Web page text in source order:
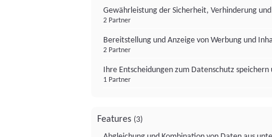
Gewährleistung der Sicherheit, Verhinderung
2 Partner
Bereitstellung und Anzeige von Werbung und
2 Partner
Ihre Entscheidungen zum Datenschutz
1 Partner
Features (3)